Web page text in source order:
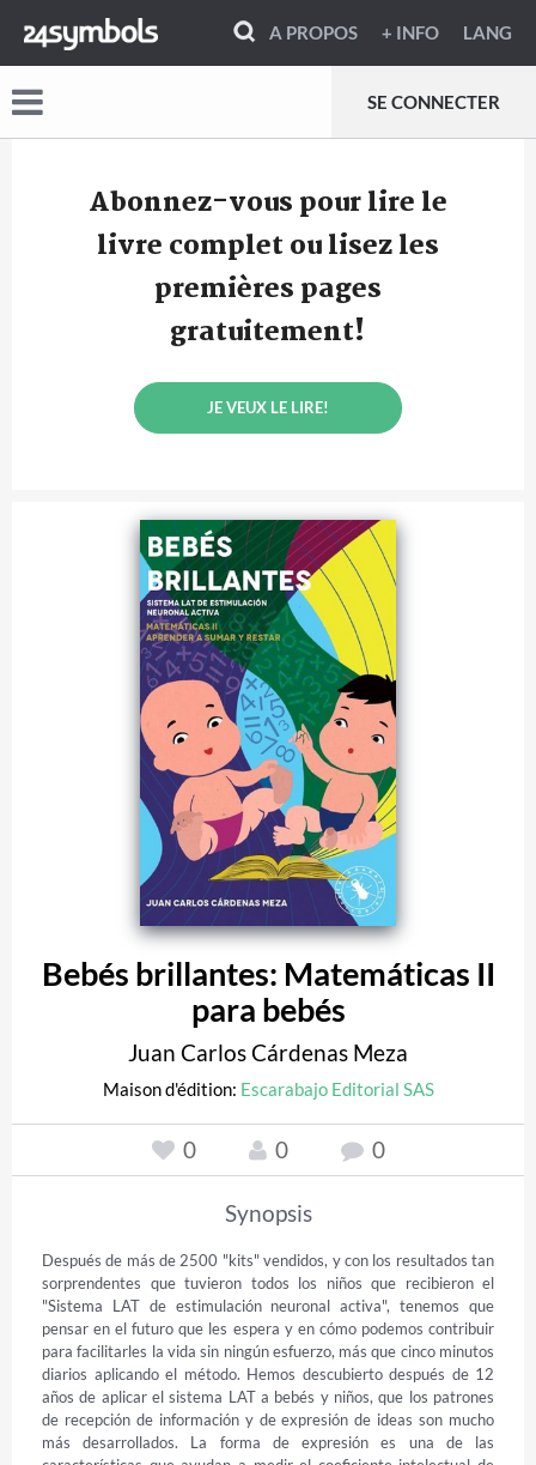
A PROPOS + INFO LANG
SE CONNECTER
Abonnez-vous pour lire le
livre complet ou lisez les
premières pages
gratuitement!
JE VEUX LE LIRE!
Bebés brillantes: Matemáticas II
para bebés
Juan Carlos Cárdenas Meza
Maison d'édition: Escarabajo Editorial SAS
0 0 0
Synopsis
Después de más de 2500 "kits" vendidos, y con los resultados tan
sorprendentes que tuvieron todos los niños que recibieron el
"Sistema LAT de estimulación neuronal activa", tenemos que
pensar en el futuro que les espera y en cómo podemos contribuir
para facilitarles la vida sin ningún esfuerzo, más que cinco minutos
diarios aplicando el método. Hemos descubierto después de 12
años de aplicar el sistema LAT a bebés y niños, que los patrones
de recepción de información y de expresión de ideas son mucho
más desarrollados. La forma de expresión es una de las